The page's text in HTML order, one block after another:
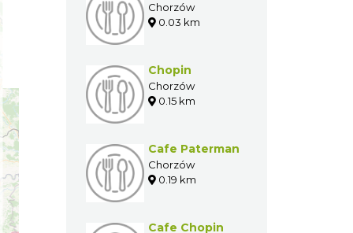
Chorzów
0.03 km
Chopin
Chorzów
0.15 km
Cafe Paterman
Chorzów
0.19 km
Cafe Chopin